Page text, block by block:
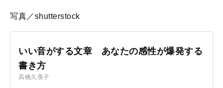
写真／shutterstock
いい音がする文章 あなたの感性が爆発する
書き方
高橋久美子